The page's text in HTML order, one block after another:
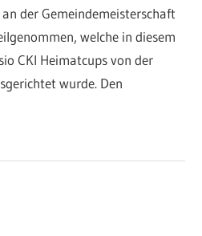
der Gemeindemeisterschaft
welche in diesem
CKI Heimatcups von der
wurde. Den